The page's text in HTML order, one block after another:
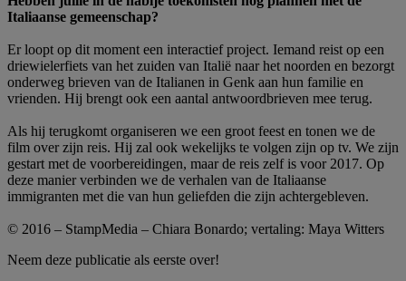
Italiaanse gemeenschap?
Er loopt op dit moment een interactief project. Iemand reist op een
driewielerfiets van het zuiden van Italië naar het noorden en bezorgt
onderweg brieven van de Italianen in Genk aan hun familie en
vrienden. Hij brengt ook een aantal antwoordbrieven mee terug.
Als hij terugkomt organiseren we een groot feest en tonen we de
film over zijn reis. Hij zal ook wekelijks te volgen zijn op tv. We zijn
gestart met de voorbereidingen, maar de reis zelf is voor 2017. Op
deze manier verbinden we de verhalen van de Italiaanse
immigranten met die van hun geliefden die zijn achtergebleven.
© 2016 – StampMedia – Chiara Bonardo; vertaling: Maya Witters
Neem deze publicatie als eerste over!